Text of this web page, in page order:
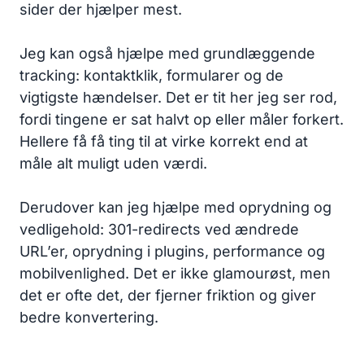
sider der hjælper mest.
Jeg kan også hjælpe med grundlæggende
tracking: kontaktklik, formularer og de
vigtigste hændelser. Det er tit her jeg ser rod,
fordi tingene er sat halvt op eller måler forkert.
Hellere få få ting til at virke korrekt end at
måle alt muligt uden værdi.
Derudover kan jeg hjælpe med oprydning og
vedligehold: 301-redirects ved ændrede
URL’er, oprydning i plugins, performance og
mobilvenlighed. Det er ikke glamourøst, men
det er ofte det, der fjerner friktion og giver
bedre konvertering.